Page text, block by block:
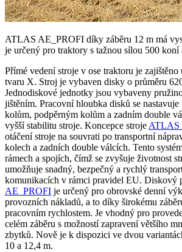
ATLAS AE_PROFI díky záběru 12 m má
je určený pro traktory s tažnou sílou 500 koní
Přímé vedení stroje v ose traktoru je
tvaru X. Stroj je vybaven disky o průměru
Jednodiskové jednotky jsou vybaveny
jištěním. Pracovní hloubka disků se
kolům, podpěrným kolům a zadním double
vyšší stabilitu stroje. Koncepce stroje ATLAS
otáčení stroje na souvrati po transportní
kolech a zadních double válcích. Tento
rámech a spojích, čímž se zvyšuje životnost
umožňuje snadný, bezpečný a rychlý
komunikacích v rámci pravidel EU. Diskový
AE_PROFI je určený pro obrovské denní
provozních nákladů, a to díky širokému
pracovním rychlostem. Je vhodný pro
celém záběru s možností zapravení většího
zbytků. Nově je k dispozici ve dvou
10 a 12,4 m.